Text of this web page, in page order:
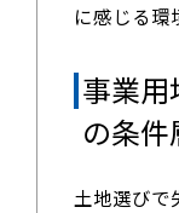
に感じる環
事業用
の条
土地選びで